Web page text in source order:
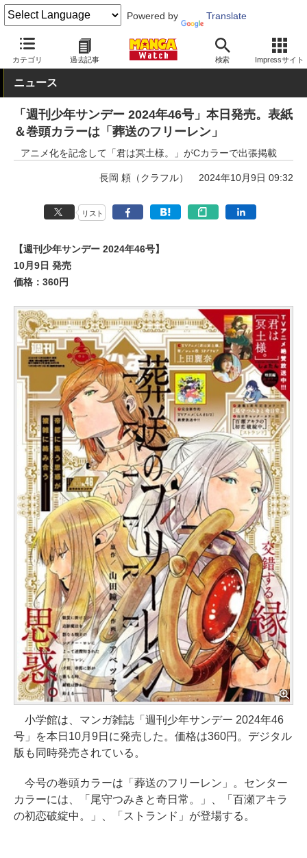
Powered by Translate
カテゴリ 過去記事 検索 Impressサイト
MANGA Watch 雑誌 週刊少年サンデー
ニュース
「週刊少年サンデー 2024年46号」本日発売。表紙
＆巻頭カラーは「葬送のフリーレン」
アニメ化を記念して「君は冥土様。」がCカラーで出張掲載
長岡 頼（クラフル） 2024年10月9日 09:32
リスト
【週刊少年サンデー 2024年46号】
10月9日 発売
価格：360円
小学館は、マンガ雑誌「週刊少年サンデー 2024年46
号」を本日10月9日に発売した。価格は360円。デジタル
版も同時発売されている。
今号の巻頭カラーは「葬送のフリーレン」。センター
カラーには、「尾守つみきと奇日常。」、「百瀬アキラ
の初恋破綻中。」、「ストランド」が登場する。